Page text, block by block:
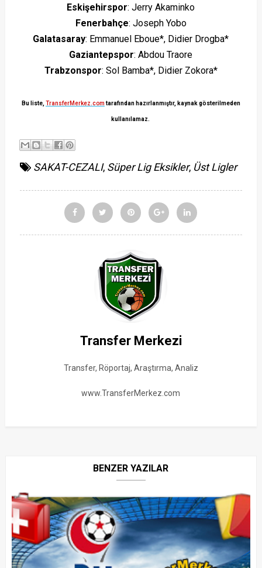
Eskişehirspor: Jerry Akaminko
Fenerbahçe: Joseph Yobo
Galatasaray: Emmanuel Eboue*, Didier Drogba*
Gaziantepspor: Abdou Traore
Trabzonspor: Sol Bamba*, Didier Zokora*
Bu liste, TransferMerkez.com tarafından hazırlanmıştır, kaynak gösterilmeden
kullanılamaz.
SAKAT-CEZALI, Süper Lig Eksikler, Üst Ligler
Transfer Merkezi
Transfer, Röportaj, Araştırma, Analiz
www.TransferMerkez.com
BENZER YAZILAR